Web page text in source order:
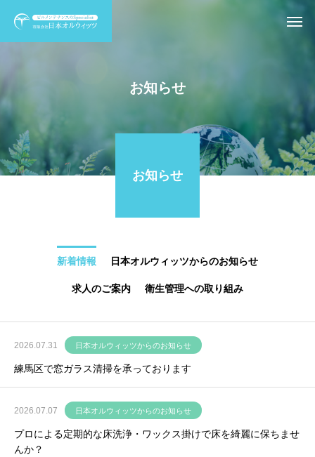
お知らせ
お知らせ
新着情報 日本オルウィッツからのお知らせ
求人のご案内 衛生管理への取り組み
2026.07.31 日本オルウィッツからのお知らせ
練馬区で窓ガラス清掃を承っております
2026.07.07 日本オルウィッツからのお知らせ
プロによる定期的な床洗浄・ワックス掛けで床を綺麗に保ちませ
んか？